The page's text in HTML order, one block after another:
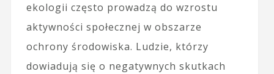
ekologii często prowadzą do wzrostu
aktywności społecznej w obszarze
ochrony środowiska. Ludzie, którzy
dowiadują się o negatywnych skutkach